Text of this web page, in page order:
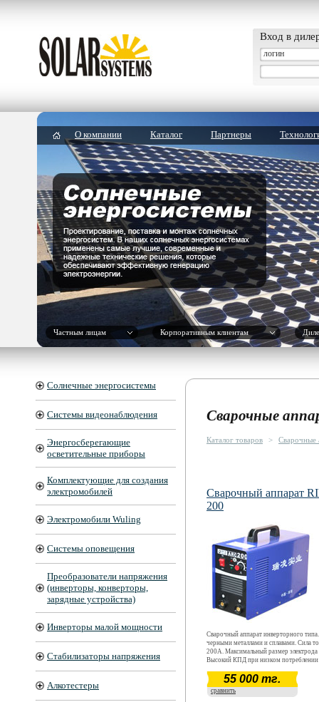
Вход в
О компании Каталог Партнеры
Частным лицам Корпоративным клиентам
Солнечные энергосистемы
Системы видеонаблюдения
Энергосберегающие
осветительные приборы
Комплектующие для создания
электромобилей
Электромобили Wuling
Системы оповещения
Преобразователи напряжения
(инверторы, конверторы,
зарядные устройства)
Инверторы малой мощности
Стабилизаторы напряжения
Алкотестеры
Сварочные
Каталог товаров > Сварочные
Сварочный аппарат
200
Сварочный аппарат инверторного
черными металлами и сплавами. Сила
200А. Максимальный размер
Высокий КПД при низком потреблении
55 000 тг.
сравнить